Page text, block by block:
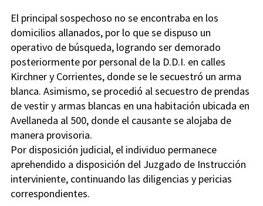
El principal sospechoso no se encontraba en los
domicilios allanados, por lo que se dispuso un
operativo de búsqueda, logrando ser demorado
posteriormente por personal de la D.D.I. en calles
Kirchner y Corrientes, donde se le secuestró un arma
blanca. Asimismo, se procedió al secuestro de prendas
de vestir y armas blancas en una habitación ubicada en
Avellaneda al 500, donde el causante se alojaba de
manera provisoria.
Por disposición judicial, el individuo permanece
aprehendido a disposición del Juzgado de Instrucción
interviniente, continuando las diligencias y pericias
correspondientes.